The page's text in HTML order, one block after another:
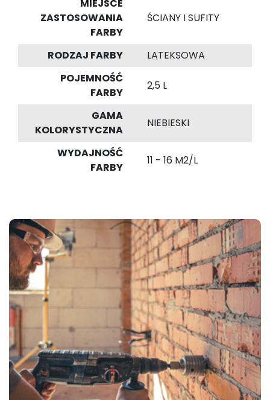
MIEJSCE
ZASTOSOWANIA
FARBY
ŚCIANY I SUFITY
RODZAJ FARBY
LATEKSOWA
POJEMNOŚĆ
FARBY
2,5 L
GAMA
KOLORYSTYCZNA
NIEBIESKI
WYDAJNOŚĆ
FARBY
11 - 16 M2/L